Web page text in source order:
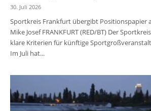
30. Juli 2026
Sportkreis Frankfurt übergibt Positionspapier
Mike Josef FRANKFURT (RED/BT) Der
klare Kriterien für künftige
Im Juli hat...